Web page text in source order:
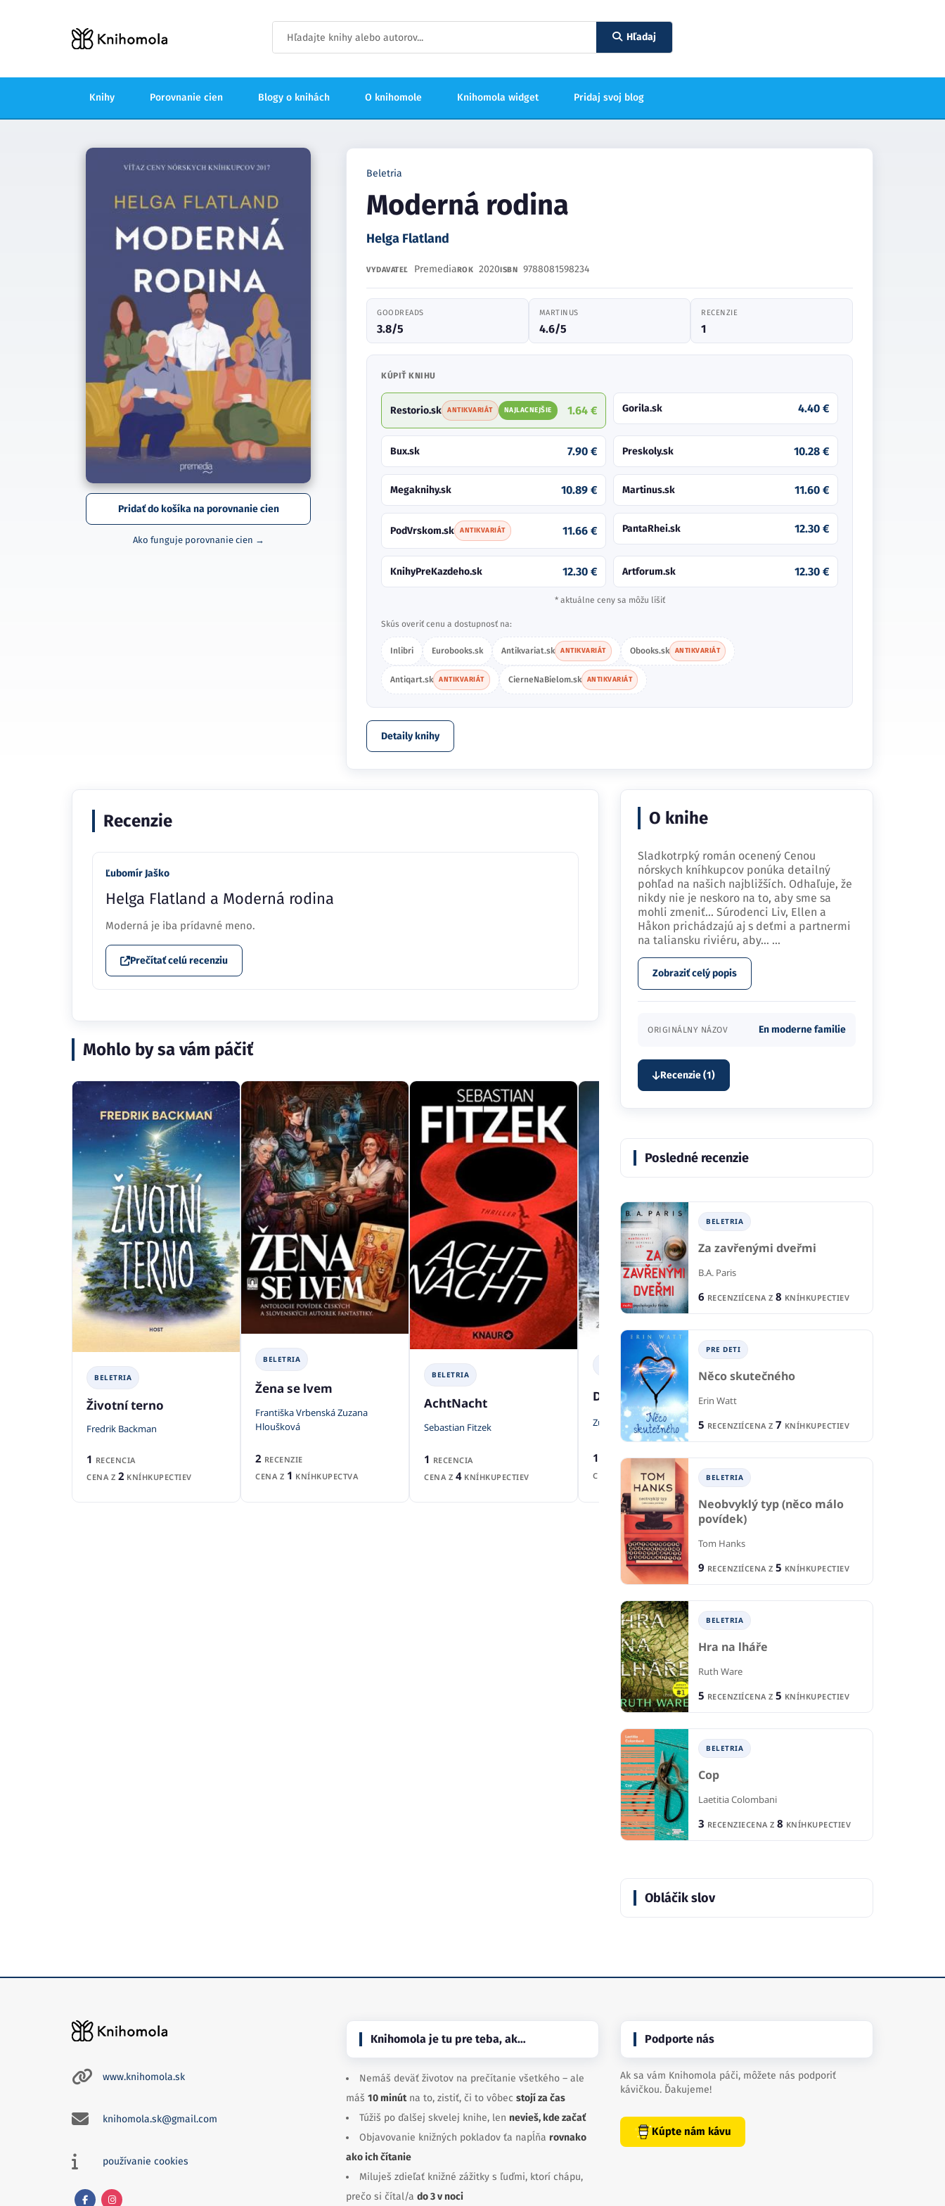
Hľadaj
Knihy Porovnanie cien Blogy o knihách O knihomole Knihomola widget Pridaj svoj blog
Pridať do košíka na porovnanie cien
Ako funguje porovnanie cien →
Beletria
Moderná rodina
Helga Flatland
VYDAVATEĽ PremediaROK 2020ISBN 9788081598234
GOODREADS
3.8/5
MARTINUS
4.6/5
RECENZIE
1
KÚPIŤ KNIHU
Restorio.sk ANTIKVARIÁT NAJLACNEJŠIE 1.64 € Gorila.sk 4.40 €
Bux.sk 7.90 € Preskoly.sk 10.28 €
Megaknihy.sk 10.89 € Martinus.sk 11.60 €
PodVrskom.sk ANTIKVARIÁT 11.66 € PantaRhei.sk 12.30 €
KnihyPreKazdeho.sk 12.30 € Artforum.sk 12.30 €
* aktuálne ceny sa môžu líšiť
Skús overiť cenu a dostupnosť na:
Inlibri Eurobooks.sk Antikvariat.sk ANTIKVARIÁT Obooks.sk ANTIKVARIÁT
Antiqart.sk ANTIKVARIÁT CierneNaBielom.sk ANTIKVARIÁT
Detaily knihy
Recenzie
Ľubomír Jaško
Helga Flatland a Moderná rodina
Moderná je iba prídavné meno.
Prečítať celú recenziu
Mohlo by sa vám páčiť
BELETRIA
Životní terno
Fredrik Backman
1 RECENCIA
CENA Z 2 KNÍHKUPECTIEV
BELETRIA
Žena se lvem
Františka Vrbenská Zuzana
Hloušková
2 RECENZIE
CENA Z 1 KNÍHKUPECTVA
BELETRIA
AchtNacht
Sebastian Fitzek
1 RECENCIA
CENA Z 4KNÍHKUPECTIEV
BELETRIA
Devět nocí
Zuzana Strachotová
1
RECENCIA
CENA Z
KNÍHKUPECTIEV
Sarah Morgan
O knihe
Sladkotrpký román ocenený Cenou
nórskych kníhkupcov ponúka detailný
pohľad na našich najbližších. Odhaľuje, že
nikdy nie je neskoro na to, aby sme sa
mohli zmeniť... Súrodenci Liv, Ellen a
Håkon prichádzajú aj s deťmi a partnermi
na taliansku riviéru, aby… ...
Zobraziť celý popis
ORIGINÁLNY NÁZOV En moderne familie
Recenzie (1)
Posledné recenzie
BELETRIA
Za zavřenými dveřmi
B.A. Paris
6 RECENZIÍCENA Z 8 KNÍHKUPECTIEV
PRE DETI
Něco skutečného
Erin Watt
5 RECENZIÍCENA Z 7 KNÍHKUPECTIEV
BELETRIA
Neobvyklý typ (něco málo
povídek)
Tom Hanks
9 RECENZIÍCENA Z 5 KNÍHKUPECTIEV
BELETRIA
Hra na lháře
Ruth Ware
5 RECENZIÍCENA Z 5 KNÍHKUPECTIEV
BELETRIA
Cop
Laetitia Colombani
3 RECENZIECENA Z 8 KNÍHKUPECTIEV
Obláčik slov
www.knihomola.sk
knihomola.sk@gmail.com
používanie cookies
Knihomola je tu pre teba, ak…
Nemáš deväť životov na prečítanie všetkého – ale
máš 10 minútna to, zistiť, či to vôbec stojí za čas
Túžiš po ďalšej skvelej knihe, len nevieš, kde začať
Objavovanie knižných pokladov ťa napĺňa rovnako
ako ich čítanie
Miluješ zdieľať knižné zážitky s ľuďmi, ktorí chápu,
prečo si čítal/a do 3 v noci
Podporte nás
Ak sa vám Knihomola páči, môžete nás podporiť
kávičkou. Ďakujeme!
Kúpte nám kávu